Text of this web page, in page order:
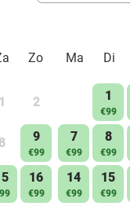
Zo
1 2
8 9
€99
16
€99
Ma
Di
1
€99
7
€99
8
€99
14
€99
15
€99